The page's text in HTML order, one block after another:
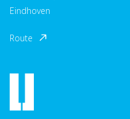
Eindhoven
Route